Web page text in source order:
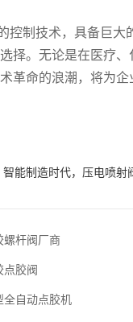
制技术，具备巨大
择。无论是在医疗、
革命的浪潮，将为
智能制造时代，压电喷射
螺杆阀厂商
点胶阀
全自动点胶机